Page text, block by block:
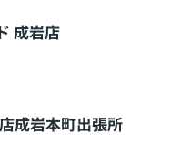
成岩店
成岩本町出張所